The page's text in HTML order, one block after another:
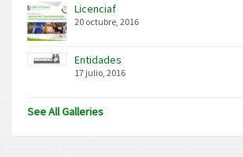
Licenciaf
20 octubre, 2016
Entidades
17 julio, 2016
See All Galleries